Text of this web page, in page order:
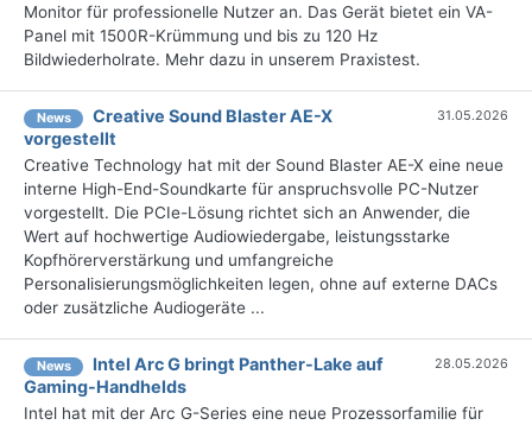
Monitor für professionelle Nutzer an. Das Gerät bietet ein VA-
Panel mit 1500R-Krümmung und bis zu 120 Hz
Bildwiederholrate. Mehr dazu in unserem Praxistest.
News
Creative Sound Blaster AE-X
vorgestellt
31.05.2026
Creative Technology hat mit der Sound Blaster AE-X eine neue
interne High-End-Soundkarte für anspruchsvolle PC-Nutzer
vorgestellt. Die PCIe-Lösung richtet sich an Anwender, die
Wert auf hochwertige Audiowiedergabe, leistungsstarke
Kopfhörerverstärkung und umfangreiche
Personalisierungsmöglichkeiten legen, ohne auf externe DACs
oder zusätzliche Audiogeräte ...
News
Intel Arc G bringt Panther-Lake auf
Gaming-Handhelds
28.05.2026
Intel hat mit der Arc G-Series eine neue Prozessorfamilie für